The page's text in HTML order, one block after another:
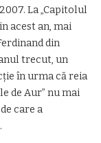
La „Capitolul
acest an, mai
din
trecut, un
în urma că reia
de Aur” nu mai
care a